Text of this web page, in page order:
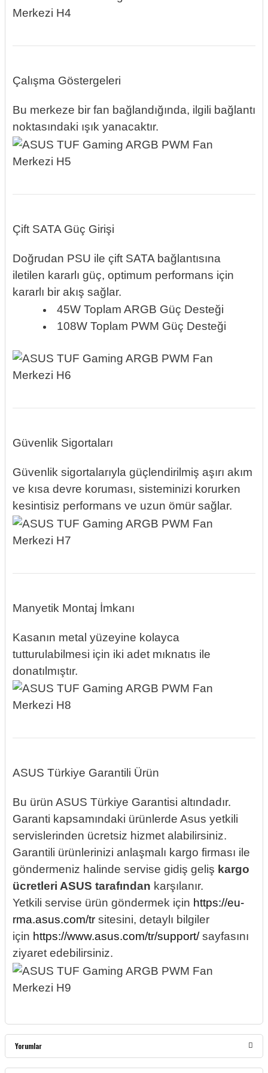
Çalışma Göstergeleri
Bu merkeze bir fan bağlandığında, ilgili bağlantı
noktasındaki ışık yanacaktır.
Çift SATA Güç Girişi
Doğrudan PSU ile çift SATA bağlantısına
iletilen kararlı güç, optimum performans için
kararlı bir akış sağlar.
45W Toplam ARGB Güç Desteği
108W Toplam PWM Güç Desteği
Güvenlik Sigortaları
Güvenlik sigortalarıyla güçlendirilmiş aşırı akım
ve kısa devre koruması, sisteminizi korurken
kesintisiz performans ve uzun ömür sağlar.
Manyetik Montaj İmkanı
Kasanın metal yüzeyine kolayca
tutturulabilmesi için iki adet mıknatıs ile
donatılmıştır.
ASUS Türkiye Garantili Ürün
Bu ürün ASUS Türkiye Garantisi altındadır.
Garanti kapsamındaki ürünlerde Asus yetkili
servislerinden ücretsiz hizmet alabilirsiniz.
Garantili ürünlerinizi anlaşmalı kargo firması ile
göndermeniz halinde servise gidiş geliş kargo
ücretleri ASUS tarafından karşılanır.
Yetkili servise ürün göndermek için https://eu-
rma.asus.com/tr sitesini, detaylı bilgiler
için https://www.asus.com/tr/support/sayfasını
ziyaret edebilirsiniz.
Yorumlar